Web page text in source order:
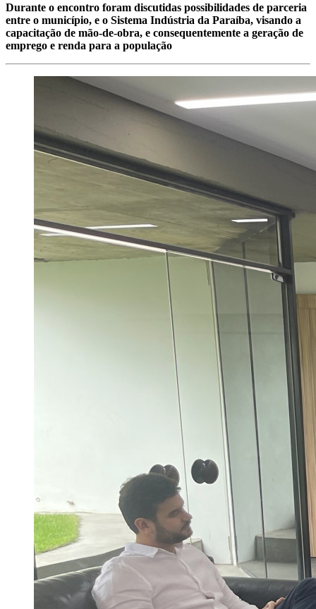
Durante o encontro foram discutidas possibilidades de parceria
entre o município, e o Sistema Indústria da Paraíba, visando a
capacitação de mão-de-obra, e consequentemente a geração de
emprego e renda para a população